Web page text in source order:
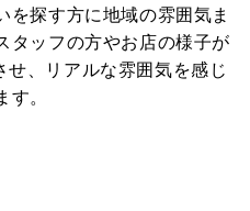
を探す方に地域の雰囲気ま
タッフの方やお店の様子が
、リアルな雰囲気を感じ
。